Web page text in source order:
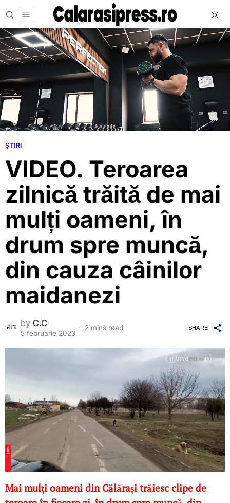
ȘTIRI
VIDEO. Teroarea
zilnică trăită de mai
mulți oameni, în
drum spre muncă,
din cauza câinilor
maidanezi
by C.C
5 februarie 2023
2 mins read SHARE
Mai mulți oameni din Călărași trăiesc clipe de